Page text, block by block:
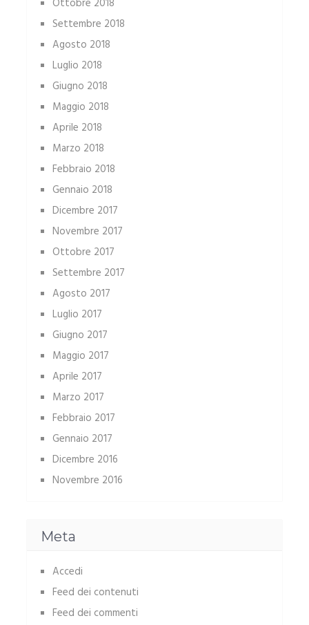
Ottobre 2018
Settembre 2018
Agosto 2018
Luglio 2018
Giugno 2018
Maggio 2018
Aprile 2018
Marzo 2018
Febbraio 2018
Gennaio 2018
Dicembre 2017
Novembre 2017
Ottobre 2017
Settembre 2017
Agosto 2017
Luglio 2017
Giugno 2017
Maggio 2017
Aprile 2017
Marzo 2017
Febbraio 2017
Gennaio 2017
Dicembre 2016
Novembre 2016
Meta
Accedi
Feed dei contenuti
Feed dei commenti